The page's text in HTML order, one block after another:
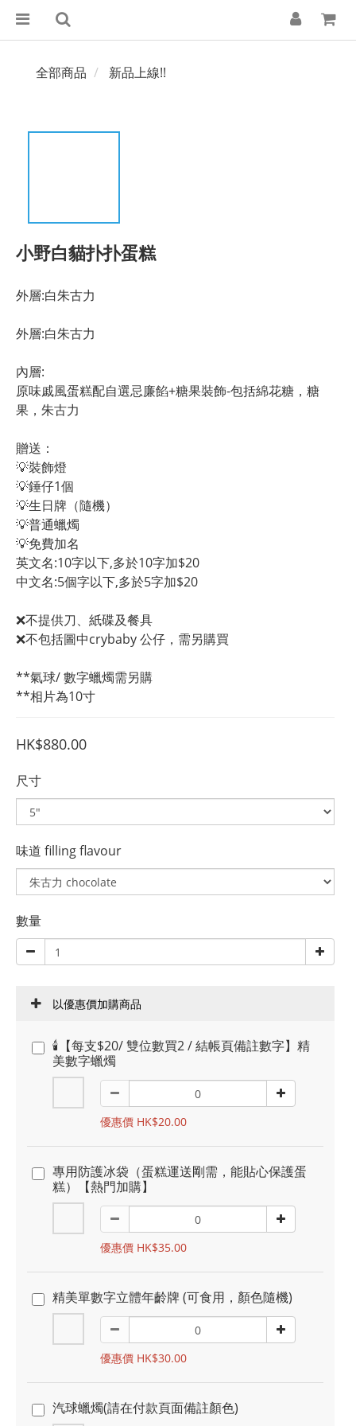
全部商品 新品上線!!
小野白貓扑扑蛋糕
外層:白朱古力
外層:白朱古力
內層:
原味戚風蛋糕配自選忌廉餡+糖果裝飾-包括綿花糖，糖
果，朱古力
贈送：
💡裝飾燈
💡錘仔1個
💡生日牌（隨機）
💡普通蠟燭
💡免費加名
英文名:10字以下,多於10字加$20
中文名:5個字以下,多於5字加$20
❌不提供刀、紙碟及餐具
❌不包括圖中crybaby 公仔，需另購買
**氣球/ 數字蠟燭需另購
**相片為10寸
HK$880.00
尺寸
味道 filling flavour
數量
以優惠價加購商品
🕯️【每支$20/ 雙位數買2 / 結帳頁備註數字】精
美數字蠟燭
優惠價 HK$20.00
專用防護冰袋（蛋糕運送剛需，能貼心保護蛋
糕）【熱門加購】
優惠價 HK$35.00
精美單數字立體年齡牌 (可食用，顏色隨機)
優惠價 HK$30.00
汽球蠟燭(請在付款頁面備註顏色)